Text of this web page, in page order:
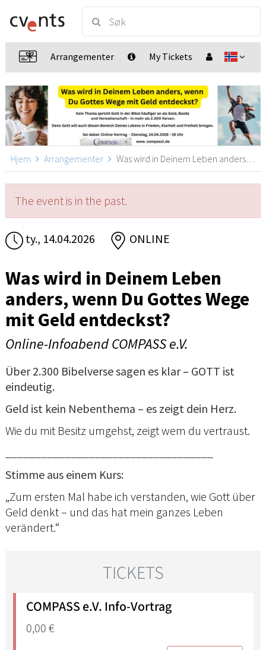
Arrangementer My Tickets
Hjem Arrangementer Was wird in Deinem Leben anders, wenn Du Gottes Wege mit Geld entdeckst?, ONLINE
The event is in the past.
ty., 14.04.2026 ONLINE
Was wird in Deinem Leben
anders, wenn Du Gottes Wege
mit Geld entdeckst?
Online-Infoabend COMPASS e.V.
Über 2.300 Bibelverse sagen es klar – GOTT ist
eindeutig.
Geld ist kein Nebenthema – es zeigt dein Herz.
Wie du mit Besitz umgehst, zeigt wem du vertraust.
Stimme aus einem Kurs:
„Zum ersten Mal habe ich verstanden, wie Gott über
Geld denkt – und das hat mein ganzes Leben
verändert.“